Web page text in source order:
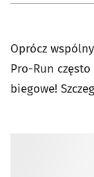
Oprócz
Pro-Run
biegowe!